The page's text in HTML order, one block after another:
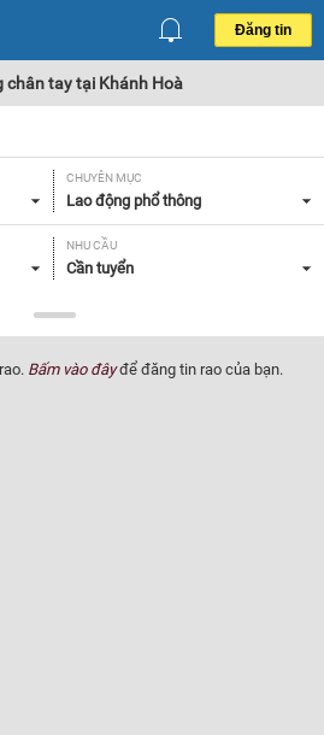
Đăng tin
chân tay tại Khánh Hoà
CHUYÊN MỤC
Lao động phổ thông
NHU CẦU
Cần tuyển
Bấm vào đâyđể đăng tin rao của bạn.